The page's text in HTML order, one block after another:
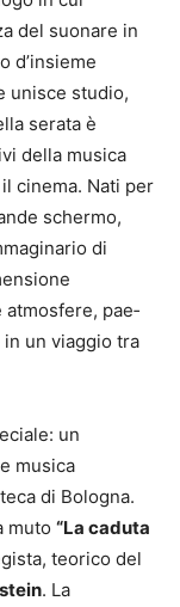
del suonare in
d’insieme
unisce studio,
serata è
della mu­sica
cinema. Nati per
schermo,
di
atmosfere, pae­
un viaggio tra
un
musica
di Bologna.
muto “La caduta
teorico del
. La